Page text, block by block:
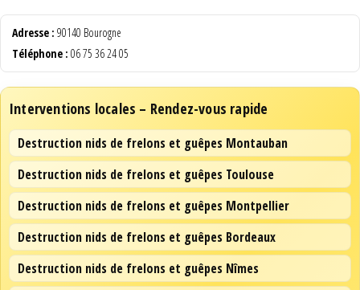
Adresse : 90140 Bourogne
Téléphone : 06 75 36 24 05
Interventions locales – Rendez-vous rapide
Destruction nids de frelons et guêpes Montauban
Destruction nids de frelons et guêpes Toulouse
Destruction nids de frelons et guêpes Montpellier
Destruction nids de frelons et guêpes Bordeaux
Destruction nids de frelons et guêpes Nîmes